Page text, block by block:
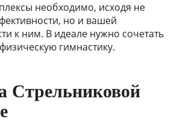
необходимо, исходя не
но и вашей
к ним. В идеале нужно сочетать
гимнастику.
Стрельниковой